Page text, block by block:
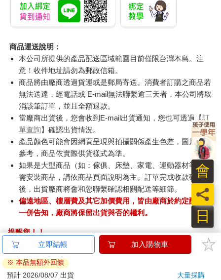
商品運送說明：
本公司所提供的產品配送區域範圍目前僅限台灣本島。注
意！收件地址請勿為郵政信箱。
商品將由廠商透過貨運或是郵局寄送。消費者訂購之商品若
無法送達，經電話或 E-mail無法聯繫逾三天者，本公司將取
消該筆訂單，並且全額退款。
當廠商出貨後，您會收到E-mail出貨通知，您也可透過【訂
單查詢】確認出貨情況。
產品顏色可能會因網頁呈現與拍攝關係產生色差，圖片僅供
參考，商品依實際供貨樣式為準。
如果是大型商品（如：傢俱、床墊、家電、運動器材等）及
需安裝商品，請依商品頁面說明為主。訂單完成收款確認
後，出貨廠商將會和您聯繫確認相關配送等細節。
偏遠地區、樓層費及其它加價費用，皆由廠商於約定配送時
一併告知，廠商將保留出貨與否的權利。
提醒您！！
金石堂及銀行均不會請您操作ATM! 如接獲電話要求您前往
ATM提款機，請不要聽從指示，以免受騙上當！
退換貨須知：
立即結帳 加入購物車
※ 本品無額外回饋
預計 2026/08/07 出貨
大量採購
日
員
會